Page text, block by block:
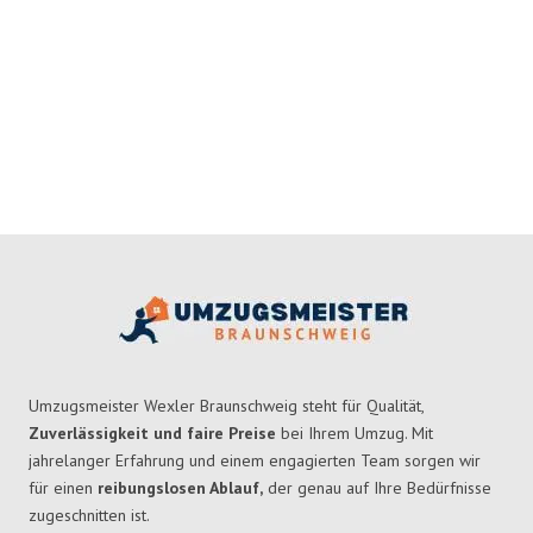
Umzugsmeister Wexler Braunschweig steht für Qualität,
Zuverlässigkeit und faire Preise bei Ihrem Umzug. Mit
jahrelanger Erfahrung und einem engagierten Team sorgen wir
für einen reibungslosen Ablauf, der genau auf Ihre Bedürfnisse
zugeschnitten ist.